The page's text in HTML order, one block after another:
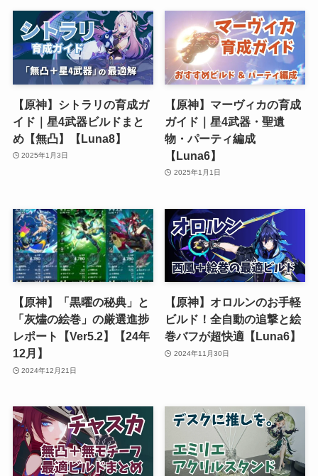
【原神】シトラリの育成ガ
イド｜星4武器ビルドまと
め【無凸】【Luna8】
2025年1月3日
【原神】マーヴィカの育成
ガイド｜星4武器・聖遺
物・パーティ編成
【Luna6】
2025年1月1日
【原神】「黒曜の秘典」と
「灰燼の絵巻」の厳選進捗
レポート【Ver5.2】【24年
12月】
2024年12月21日
【原神】オロルンのお手軽
ビルド！全自動の追撃と絵
巻バフが超快適【Luna6】
2024年11月30日